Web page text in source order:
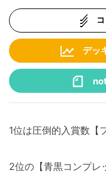
デッ
1位は圧倒的入賞数【
2位の【青黒コンプレ